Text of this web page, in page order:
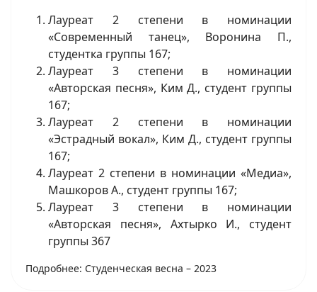
Лауреат 2 степени в номинации
«Современный танец», Воронина П.,
студентка группы 167;
Лауреат 3 степени в номинации
«Авторская песня», Ким Д., студент группы
167;
Лауреат 2 степени в номинации
«Эстрадный вокал», Ким Д., студент группы
167;
Лауреат 2 степени в номинации «Медиа»,
Машкоров А., студент группы 167;
Лауреат 3 степени в номинации
«Авторская песня», Ахтырко И., студент
группы 367
Подробнее: Студенческая весна – 2023